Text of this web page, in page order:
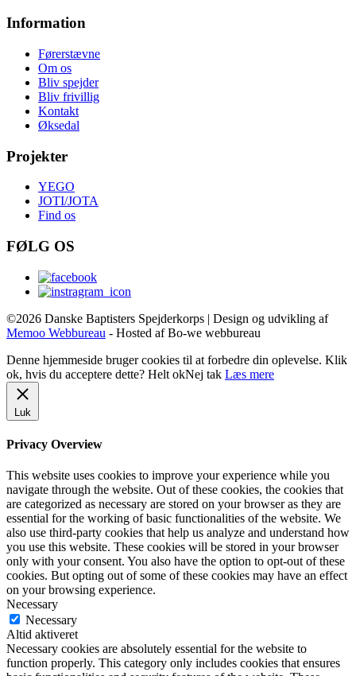
Information
Førerstævne
Om os
Bliv spejder
Bliv frivillig
Kontakt
Øksedal
Projekter
YEGO
JOTI/JOTA
Find os
FØLG OS
©2026 Danske Baptisters Spejderkorps | Design og udvikling af
Memoo Webbureau - Hosted af Bo-we webbureau
Denne hjemmeside bruger cookies til at forbedre din oplevelse. Klik
ok, hvis du acceptere dette? Helt okNej tak Læs mere
Luk
Privacy Overview
This website uses cookies to improve your experience while you
navigate through the website. Out of these cookies, the cookies that
are categorized as necessary are stored on your browser as they are
essential for the working of basic functionalities of the website. We
also use third-party cookies that help us analyze and understand how
you use this website. These cookies will be stored in your browser
only with your consent. You also have the option to opt-out of these
cookies. But opting out of some of these cookies may have an effect
on your browsing experience.
Necessary
Necessary
Altid aktiveret
Necessary cookies are absolutely essential for the website to
function properly. This category only includes cookies that ensures